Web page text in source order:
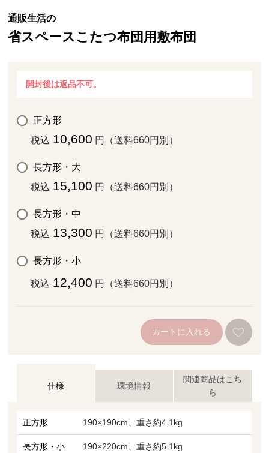
通販生活の
省スペースこたつ布団用敷布団
開封後は返品不可。
正方形
税込 10,600 円（送料660円別）
長方形・大
税込 15,100 円（送料660円別）
長方形・中
税込 13,300 円（送料660円別）
長方形・小
税込 12,400 円（送料660円別）
カートに入れる
仕様 環境情報
関連商品はこち
ら
正方形 190×190cm、重さ約4.1kg
長方形・小 190×220cm、重さ約5.1kg